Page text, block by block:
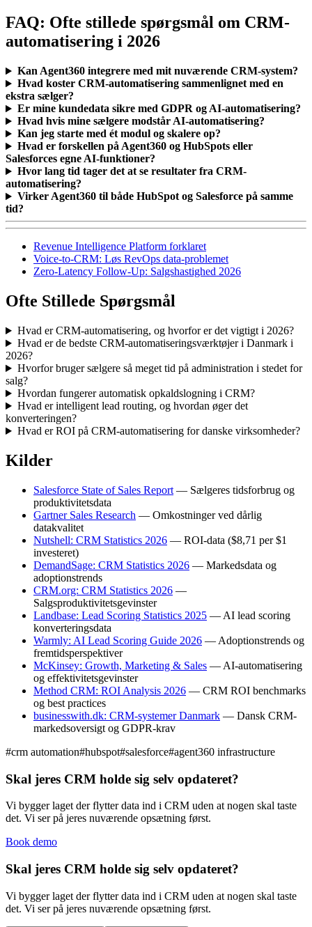
FAQ: Ofte stillede spørgsmål om CRM-
automatisering i 2026
Kan Agent360 integrere med mit nuværende CRM-system?
Hvad koster CRM-automatisering sammenlignet med en
ekstra sælger?
Er mine kundedata sikre med GDPR og AI-automatisering?
Hvad hvis mine sælgere modstår AI-automatisering?
Kan jeg starte med ét modul og skalere op?
Hvad er forskellen på Agent360 og HubSpots eller
Salesforces egne AI-funktioner?
Hvor lang tid tager det at se resultater fra CRM-
automatisering?
Virker Agent360 til både HubSpot og Salesforce på samme
tid?
Revenue Intelligence Platform forklaret
Voice-to-CRM: Løs RevOps data-problemet
Zero-Latency Follow-Up: Salgshastighed 2026
Ofte Stillede Spørgsmål
Hvad er CRM-automatisering, og hvorfor er det vigtigt i 2026?
Hvad er de bedste CRM-automatiseringsværktøjer i Danmark i
2026?
Hvorfor bruger sælgere så meget tid på administration i stedet for
salg?
Hvordan fungerer automatisk opkaldslogning i CRM?
Hvad er intelligent lead routing, og hvordan øger det
konverteringen?
Hvad er ROI på CRM-automatisering for danske virksomheder?
Kilder
Salesforce State of Sales Report — Sælgeres tidsforbrug og
produktivitetsdata
Gartner Sales Research — Omkostninger ved dårlig
datakvalitet
Nutshell: CRM Statistics 2026 — ROI-data ($8,71 per $1
investeret)
DemandSage: CRM Statistics 2026 — Markedsdata og
adoptionstrends
CRM.org: CRM Statistics 2026 —
Salgsproduktivitetsgevinster
Landbase: Lead Scoring Statistics 2025 — AI lead scoring
konverteringsdata
Warmly: AI Lead Scoring Guide 2026 — Adoptionstrends og
fremtidsperspektiver
McKinsey: Growth, Marketing & Sales — AI-automatisering
og effektivitetsgevinster
Method CRM: ROI Analysis 2026 — CRM ROI benchmarks
og best practices
businesswith.dk: CRM-systemer Danmark — Dansk CRM-
markedsoversigt og GDPR-krav
#crm automation#hubspot#salesforce#agent360 infrastructure
Skal jeres CRM holde sig selv opdateret?
Vi bygger laget der flytter data ind i CRM uden at nogen skal taste
det. Vi ser på jeres nuværende opsætning først.
Book demo
Skal jeres CRM holde sig selv opdateret?
Vi bygger laget der flytter data ind i CRM uden at nogen skal taste
det. Vi ser på jeres nuværende opsætning først.